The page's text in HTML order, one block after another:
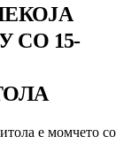
СО 15-
е момчето со